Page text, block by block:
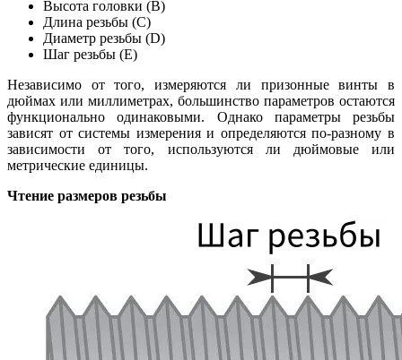
Высота головки (B)
Длина резьбы (C)
Диаметр резьбы (D)
Шаг резьбы (E)
Независимо от того, измеряются ли призонные винты в
дюймах или миллиметрах, большинство параметров остаются
функционально одинаковыми. Однако параметры резьбы
зависят от системы измерения и определяются по-разному в
зависимости от того, используются ли дюймовые или
метрические единицы.
Чтение размеров резьбы